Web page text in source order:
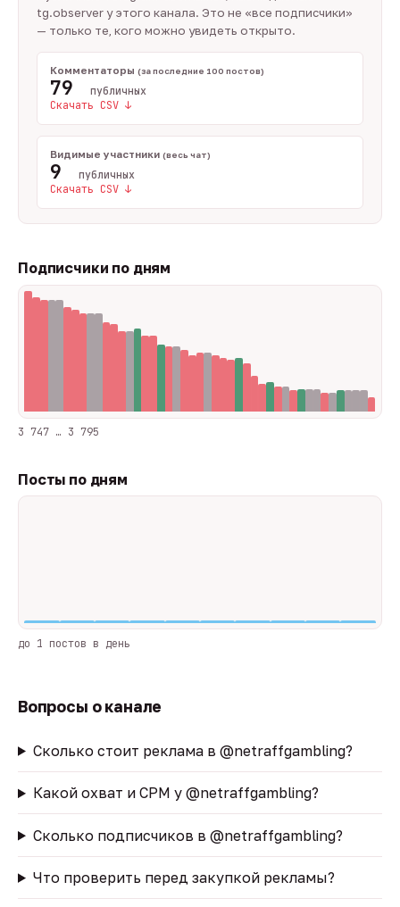
tg.observer у этого канала. Это не «все подписчики»
— только те, кого можно увидеть открыто.
Комментаторы(за последние 100 постов)
79 публичных
Скачать CSV ↓
Видимые участники(весь чат)
9 публичных
Скачать CSV ↓
Подписчики по дням
3 747 … 3 795
Посты по дням
до 1 постов в день
Вопросы о канале
Сколько стоит реклама в @netraffgambling?
Какой охват и CPM у @netraffgambling?
Сколько подписчиков в @netraffgambling?
Что проверить перед закупкой рекламы?